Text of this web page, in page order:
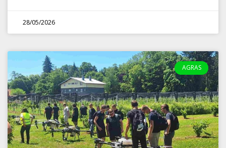
28/05/2026
AGRAS